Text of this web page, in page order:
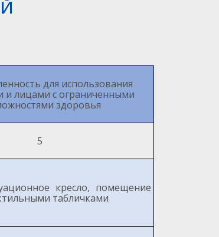
для использования
и лицами с ограниченными
здоровья
5
кресло, помещение
табличками